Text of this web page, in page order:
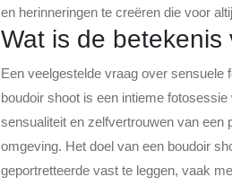
en herinneringen te creëren die voor
Wat is de
Een veelgestelde vraag over sensuele
boudoir shoot is een intieme
sensualiteit en zelfvertrouwen van
omgeving. Het doel van een boudoir
geportretteerde vast te leggen, vaak